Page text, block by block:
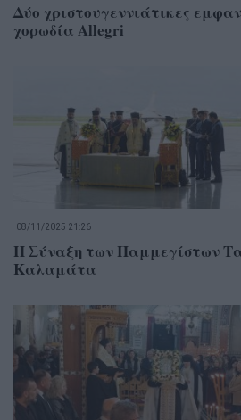
Δύο χριστουγεννιάτικες
χορωδία Allegri
08/11/2025 21:26
Η Σύναξη των Παμμεγίστων
Καλαμάτα